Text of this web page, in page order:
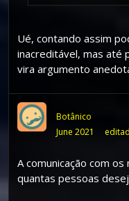
Ué, contando assim
inacreditável, mas até
vira argumento
Botânico
June 2021
A comunicação com
quantas pessoas